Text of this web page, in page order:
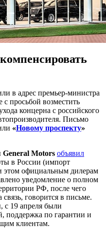
в адрес премьер-министра
просьбой возместить
концерна с российского
Письмо
«Новому проспекту»
General Motors объявил
в России (импорт
этом официальным дилерам
уведомление о полном
РФ, после чего
говорится в письме.
с 19 апреля были
поддержка по гарантии и
клиентам.